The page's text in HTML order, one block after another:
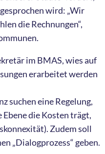
wird: „Wir
die Rechnungen“,
im BMAS, wies auf
erarbeitet werden
suchen eine Regelung,
Ebene die Kosten trägt,
Zudem soll
„Dialogprozess“ geben.